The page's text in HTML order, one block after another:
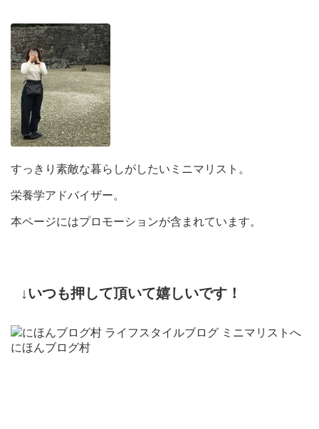
すっきり素敵な暮らしがしたいミニマリスト。
栄養学アドバイザー。
本ページにはプロモーションが含まれています。
↓いつも押して頂いて嬉しいです！
にほんブログ村